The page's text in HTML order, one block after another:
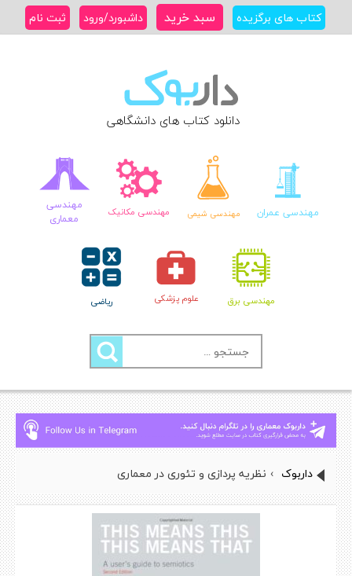
کتاب های برگزیده سبد خرید داشبورد/ورود ثبت نام
دانلود کتاب های دانشگاهی
مهندسی عمران مهندسی شیمی مهندسی مکانیک
مهندسی
معماری
مهندسی برق علوم پزشکی ریاضی
جستجو
برای:
داربوک › نظریه پردازی و تئوری در معماری